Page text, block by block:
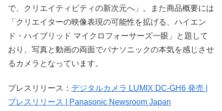
で、クリエイティビティの新次元へ」。また商品概要には
「クリエイターの映像表現の可能性を拡げる、ハイエン
ド・ハイブリッド マイクロフォーサーズ一眼」と題して
おり、写真と動画の両面でパナソニックの本気を感じさせ
るカメラとなっています。
プレスリリース： デジタルカメラ LUMIX DC-GH6 発売 |
プレスリリース | Panasonic Newsroom Japan